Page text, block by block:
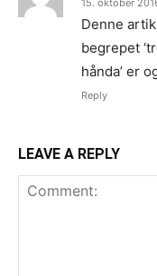
Denne
begrepet
hånda’ er
Reply
LEAVE A REPLY